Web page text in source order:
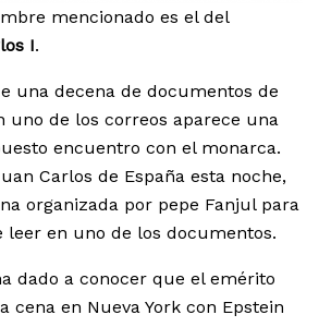
mencionado es el del
I.
una decena de documentos de
uno de los correos aparece una
encuentro con el monarca.
Carlos de España esta noche,
organizada por pepe Fanjul para
leer en uno de los documentos.
dado a conocer que el emérito
cena en Nueva York con Epstein